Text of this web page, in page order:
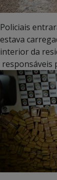
Policiais
estava
interior da
responsáveis